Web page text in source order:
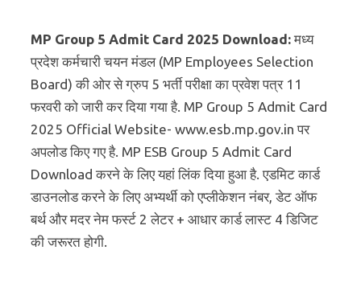
MP Group 5 Admit Card 2025 Download:मध्य
प्रदेश कर्मचारी चयन मंडल (MP Employees Selection
Board) की ओर से ग्रुप 5 भर्ती परीक्षा का प्रवेश पत्र 11
फरवरी को जारी कर दिया गया है. MP Group 5 Admit Card
2025 Official Website- www.esb.mp.gov.in पर
अपलोड किए गए है. MP ESB Group 5 Admit Card
Download करने के लिए यहां लिंक दिया हुआ है. एडमिट कार्ड
डाउनलोड करने के लिए अभ्यर्थी को एप्लीकेशन नंबर, डेट ऑफ
बर्थ और मदर नेम फर्स्ट 2 लेटर + आधार कार्ड लास्ट 4 डिजिट
की जरूरत होगी.